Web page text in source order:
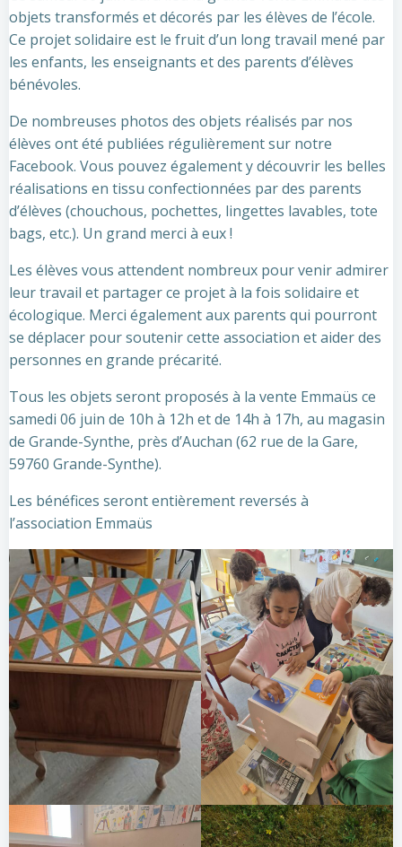
objets transformés et décorés par les élèves de l’école.
Ce projet solidaire est le fruit d’un long travail mené par
les enfants, les enseignants et des parents d’élèves
bénévoles.
De nombreuses photos des objets réalisés par nos
élèves ont été publiées régulièrement sur notre
Facebook. Vous pouvez également y découvrir les belles
réalisations en tissu confectionnées par des parents
d’élèves (chouchous, pochettes, lingettes lavables, tote
bags, etc.). Un grand merci à eux !
Les élèves vous attendent nombreux pour venir admirer
leur travail et partager ce projet à la fois solidaire et
écologique. Merci également aux parents qui pourront
se déplacer pour soutenir cette association et aider des
personnes en grande précarité.
Tous les objets seront proposés à la vente Emmaüs ce
samedi 06 juin de 10h à 12h et de 14h à 17h, au magasin
de Grande-Synthe, près d’Auchan (62 rue de la Gare,
59760 Grande-Synthe).
Les bénéfices seront entièrement reversés à
l’association Emmaüs